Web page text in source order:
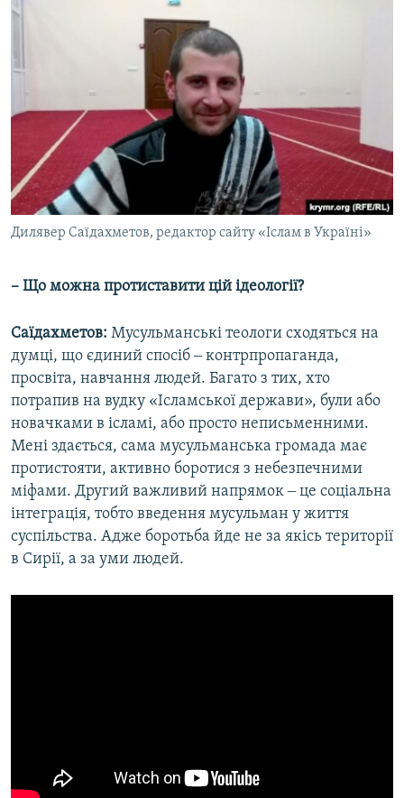
Дилявер Саїдахметов, редактор сайту «Іслам в Україні»
– Що можна протиставити цій ідеології?
Саїдахметов: Мусульманські теологи сходяться на
думці, що єдиний спосіб ‒ контрпропаганда,
просвіта, навчання людей. Багато з тих, хто
потрапив на вудку «Ісламської держави», були або
новачками в ісламі, або просто неписьменними.
Мені здається, сама мусульманська громада має
протистояти, активно боротися з небезпечними
міфами. Другий важливий напрямок ‒ це соціальна
інтеграція, тобто введення мусульман у життя
суспільства. Адже боротьба йде не за якісь території
в Сирії, а за уми людей.